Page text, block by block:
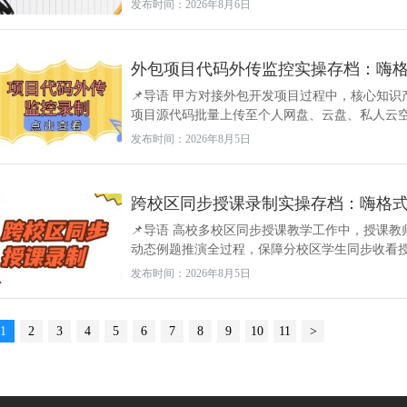
发布时间：2026年8月6日
外包项目代码外传监控实操存档：嗨
📌导语 甲方对接外包开发项目过程中，核心知
项目源代码批量上传至个人网盘、云盘、私人云
发布时间：2026年8月5日
跨校区同步授课录制实操存档：嗨格
📌导语 高校多校区同步授课教学工作中，授课
动态例题推演全过程，保障分校区学生同步收看
发布时间：2026年8月5日
1 2 3 4 5 6 7 8 9 10 11 >